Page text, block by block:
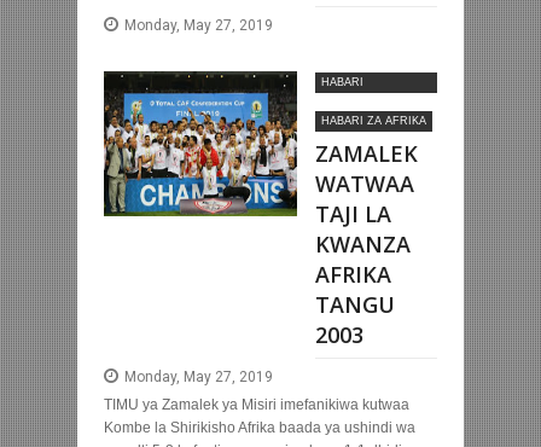
Monday, May 27, 2019
HABARI
HABARI ZA AFRIKA
ZAMALEK
WATWAA
TAJI LA
KWANZA
AFRIKA
TANGU
2003
Monday, May 27, 2019
TIMU ya Zamalek ya Misiri imefanikiwa kutwaa
Kombe la Shirikisho Afrika baada ya ushindi wa